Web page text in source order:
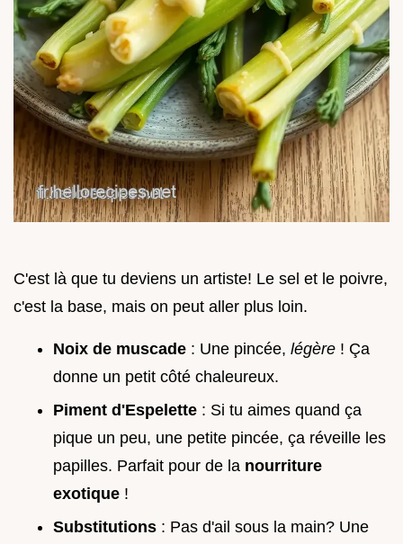
C'est là que tu deviens un artiste! Le sel et le poivre,
c'est la base, mais on peut aller plus loin.
Noix de muscade : Une pincée, légère ! Ça
donne un petit côté chaleureux.
Piment d'Espelette : Si tu aimes quand ça
pique un peu, une petite pincée, ça réveille les
papilles. Parfait pour de la nourriture
exotique !
Substitutions : Pas d'ail sous la main? Une